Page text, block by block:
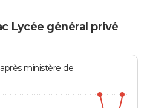
Lycée général privé
ministère de